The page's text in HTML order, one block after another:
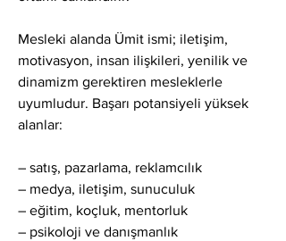
Mesleki alanda Ümit ismi; iletişim,
motivasyon, insan ilişkileri, yenilik ve
dinamizm gerektiren mesleklerle
uyumludur. Başarı potansiyeli yüksek
alanlar:
– satış, pazarlama, reklamcılık
– medya, iletişim, sunuculuk
– eğitim, koçluk, mentorluk
– psikoloji ve danışmanlık